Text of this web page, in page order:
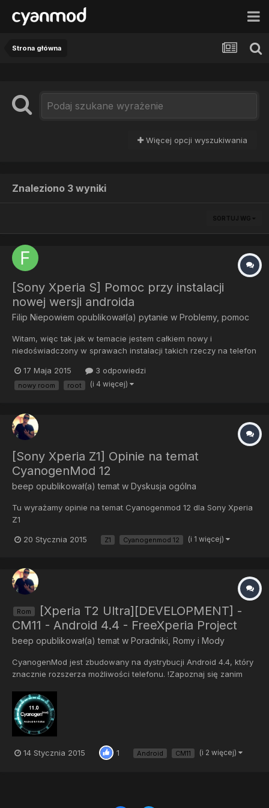
Strona główna
Więcej opcji wyszukiwania
Znaleziono 3 wyniki
SORTUJ WG
[Sony Xperia S] Pomoc przy instalacji
nowej wersji androida
Filip Niepowiem opublikował(a) pytanie w Problemy, pomoc
Witam, więc tak jak w temacie jestem całkiem nowy i
niedoświadczony w sprawach instalacji takich rzeczy na telefon
lollipopa o ile jest to mozliwe na sony xperie s z góry wielkie
dzięki i jeśli ktoś mi naprawde pomoże może mi uwierzyć n...
17 Maja 2015 3 odpowiedzi
nowy room root (i 4 więcej)
[Sony Xperia Z1] Opinie na temat
CyanogenMod 12
beep opublikował(a) temat w Dyskusja ogólna
Tu wyrażamy opinie na temat Cyanogenmod 12 dla Sony Xperia
Z1
20 Stycznia 2015 Z1 Cyanogenmod 12 (i 1 więcej)
Rom
[Xperia T2 Ultra][DEVELOPMENT] -
CM11 - Android 4.4 - FreeXperia Project
beep opublikował(a) temat w Poradniki, Romy i Mody
CyanogenMod jest zbudowany na dystrybucji Android 4.4, który
znacznie rozszerza możliwości telefonu. !Zapoznaj się zanim
gwarancję! * Forum.Cyanogenmod.pl nie ponosi
odpowiedzialności za Ucegłowienie twojego Smartphone oraz
karty S...
14 Stycznia 2015 1 Android CM11 (i 2 więcej)